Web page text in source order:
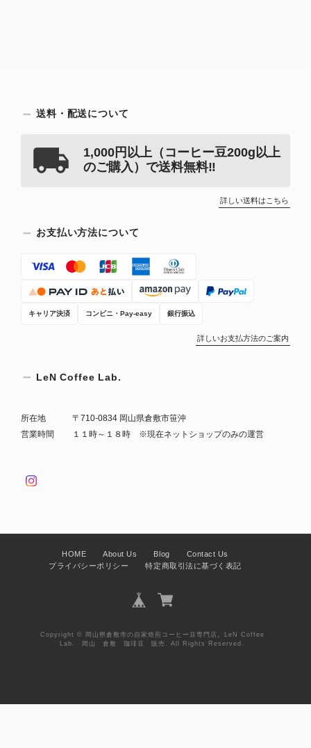
送料・配送について
1,000円以上（コーヒー豆200g以上
のご購入）で送料無料‼
詳しい送料はこちら
お支払い方法について
キャリア決済 コンビニ・Pay-easy 銀行振込
詳しいお支払方法のご案内
LeN Coffee Lab.
所在地
〒710-0834 岡山県倉敷市笹沖
営業時間
１１時～１８時 ※現在ネットショップのみの運営
HOME About Us Blog
Contact Us
プライバシーポリシー
特定商取引法に基づく表記
Copyright © 岡山県倉敷市の自家焙煎コーヒー豆専門店。LeN Coffee
Lab. 岡山 倉敷 珈琲豆 販売. All Rights Reserved.